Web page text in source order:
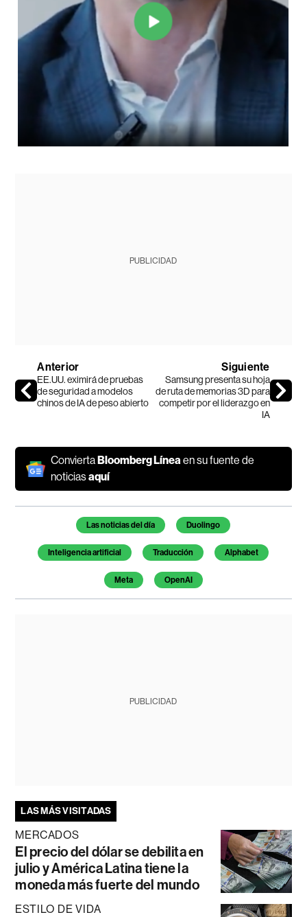
PUBLICIDAD
Anterior
EE.UU. eximirá de pruebas
de seguridad a modelos
chinos de IA de peso abierto
Siguiente
Samsung presenta su hoja
de ruta de memorias 3D para
competir por el liderazgo en
IA
Convierta Bloomberg Líneaen su fuente de
noticiasaquí
Temas de este artículo
Las noticias del día Duolingo
Inteligencia artificial Traducción Alphabet
Meta OpenAI
PUBLICIDAD
LAS MÁS VISITADAS
MERCADOS
El precio del dólar se debilita en
julio y América Latina tiene la
moneda más fuerte del mundo
ESTILO DE VIDA